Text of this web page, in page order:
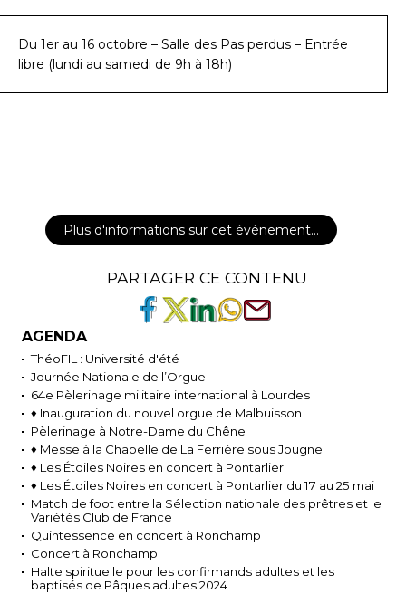
Du 1er au 16 octobre – Salle des Pas perdus – Entrée
libre (lundi au samedi de 9h à 18h)
Plus d'informations sur cet événement…
PARTAGER CE CONTENU
AGENDA
ThéoFIL : Université d'été
Journée Nationale de l’Orgue
64e Pèlerinage militaire international à Lourdes
♦ Inauguration du nouvel orgue de Malbuisson
Pèlerinage à Notre-Dame du Chêne
♦ Messe à la Chapelle de La Ferrière sous Jougne
♦ Les Étoiles Noires en concert à Pontarlier
♦ Les Étoiles Noires en concert à Pontarlier du 17 au 25 mai
Match de foot entre la Sélection nationale des prêtres et le
Variétés Club de France
Quintessence en concert à Ronchamp
Concert à Ronchamp
Halte spirituelle pour les confirmands adultes et les
baptisés de Pâques adultes 2024